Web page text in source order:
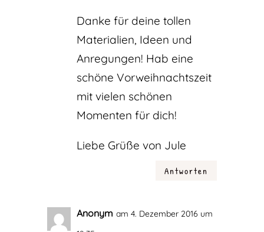
Danke für deine tollen
Materialien, Ideen und
Anregungen! Hab eine
schöne Vorweihnachtszeit
mit vielen schönen
Momenten für dich!
Liebe Grüße von Jule
Antworten
Anonym am 4. Dezember 2016 um